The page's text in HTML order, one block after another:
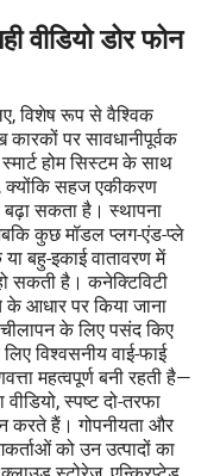
डोर फोन
विशेष रूप से वैश्विक
पर सावधानीपूर्वक
होम सिस्टम के साथ
क्योंकि सहज एकीकरण
बढ़ा सकता है। स्थापना
कुछ मॉडल प्लग-एंड-प्ले
बहु-इकाई वातावरण में
सकती है। कनेक्टिविटी
के आधार पर किया जाना
के लिए पसंद किए
विश्वसनीय वाई-फाई
महत्वपूर्ण बनी रहती है—
स्पष्ट दो-तरफा
करते हैं। गोपनीयता और
को उन उत्पादों का